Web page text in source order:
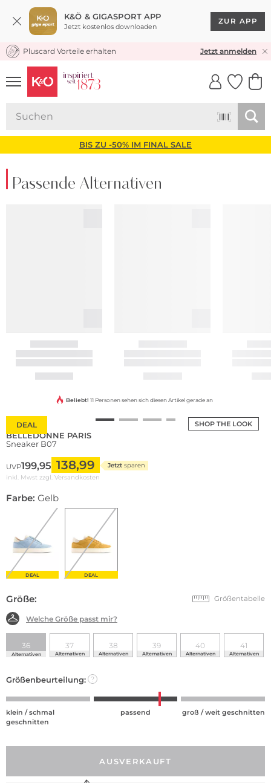
K&Ö & GIGASPORT APP
Jetzt kostenlos downloaden
ZUR APP
KOSTENLOSER VERSAND* & RÜCKVERSAND
30 TAGE RÜCKGABERECHT
Pluscard Vorteile erhalten Jetzt anmelden
UNSERE APP
CLICK &
BIS ZU -50% IM FINAL SALE
Passende Alternativen
SHOP THE LOOK
DEAL
Beliebt! 11 Personen sehen sich diesen Artikel gerade an
BELLEDONNE PARIS
Sneaker B07
UVP199,95 138,99 Jetzt sparen
inkl. Mwst zzgl. Versandkosten
Farbe: Gelb
DEAL DEAL
Größe: Größentabelle
Welche Größe passt mir?
36
Alternativen
37
Alternativen
38
Alternativen
39
Alternativen
40
Alternativen
41
Alternativen
Größenbeurteilung: ?
klein / schmal
geschnitten
passend groß / weit geschnitten
AUSVERKAUFT